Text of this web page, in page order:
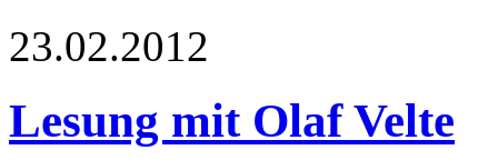
23.02.2012
Lesung mit Olaf Velte